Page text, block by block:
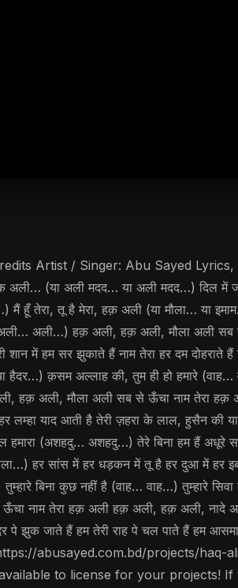
Artist / Singer: Abu Sayed
अली मदद… या अली मदद…) दिल में जलते
हूँ तेरा, तू है मेरा, हक़ अली (या मौला… या
(अली… अली…) हक़ अली, हक़ अली, मौला अली
में हम सर झुकाते हैं नाम तेरा हर दम
हैदर…) क़सम अल्लाह की, तुम ही हो हमारे
हक़ अली, मौला अली सब से ऊँचा नाम तेरा
याद आती है तेरी ज़हरा के लाल, हुसैन की याद
हमारा (अशहदु… अशहदु…) तेरे बिना हम हैं
हर सांस में हर धड़कन में तू है हर दुआ में हर
बिना कुछ नहीं है (वाह… वाह…) तुम्हारे
नाम तेरा हक़ अली हक़ अली, हक़ अली, नादे
झुक जाते हैं हम तेरी राह पे चल पाते हैं हम
abusayed.com.bd/projects/
to license for your projects!